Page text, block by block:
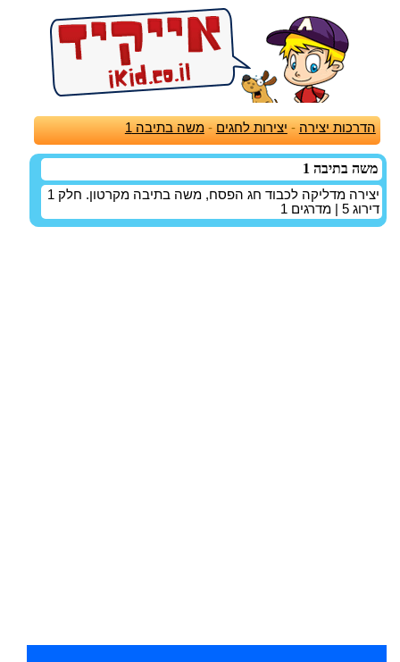
הדרכות יצירה - יצירות לחגים -משה בתיבה 1
משה בתיבה 1
יצירה מדליקה לכבוד חג הפסח, משה בתיבה מקרטון. חלק 1
דירוג 5 | מדרגים 1